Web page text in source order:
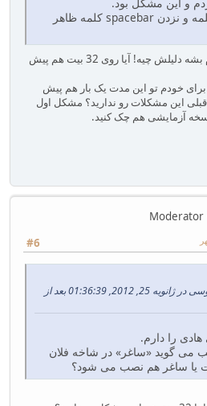
با این تفاوت که تا اتمام کلمه و نزدن spacebar کلمه ظاهر
1- باید بیشتر چک کنید تا معلوم بشه دلیلش چیه! آیا روی 32 بیت هم پیش
چون برای خودم تو این مدت یک بار هم پیش
این مشکلات رو ندارید؟ مشکل اول
آزمایشی هم چک کنید.
Moderator
#6
نقل قول از: محمود امین‌طوسی در ژانویه 25, 2012, 01:36:39 بعد از
را دارم.
می گوید «ساغر» در شاخه فلان
یا ساغر هم نصب می شود؟